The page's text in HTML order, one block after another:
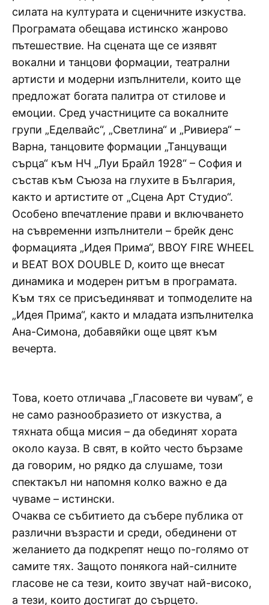
силата на културата и сценичните изкуства.
Програмата обещава истинско жанрово
пътешествие. На сцената ще се изявят
вокални и танцови формации, театрални
артисти и модерни изпълнители, които ще
предложат богата палитра от стилове и
емоции. Сред участниците са вокалните
групи „Еделвайс“, „Светлина“ и „Ривиера“ –
Варна, танцовите формации „Танцуващи
сърца“ към НЧ „Луи Брайл 1928“ – София и
състав към Съюза на глухите в България,
както и артистите от „Сцена Арт Студио“.
Особено впечатление прави и включването
на съвременни изпълнители – брейк денс
формацията „Идея Прима“, BBOY FIRE WHEEL
и BEAT BOX DOUBLE D, които ще внесат
динамика и модерен ритъм в програмата.
Към тях се присъединяват и топмоделите на
„Идея Прима“, както и младата изпълнителка
Ана-Симона, добавяйки още цвят към
вечерта.
Това, което отличава „Гласовете ви чувам“, е
не само разнообразието от изкуства, а
тяхната обща мисия – да обединят хората
около кауза. В свят, в който често бързаме
да говорим, но рядко да слушаме, този
спектакъл ни напомня колко важно е да
чуваме – истински.
Очаква се събитието да събере публика от
различни възрасти и среди, обединени от
желанието да подкрепят нещо по-голямо от
самите тях. Защото понякога най-силните
гласове не са тези, които звучат най-високо,
а тези, които достигат до сърцето.